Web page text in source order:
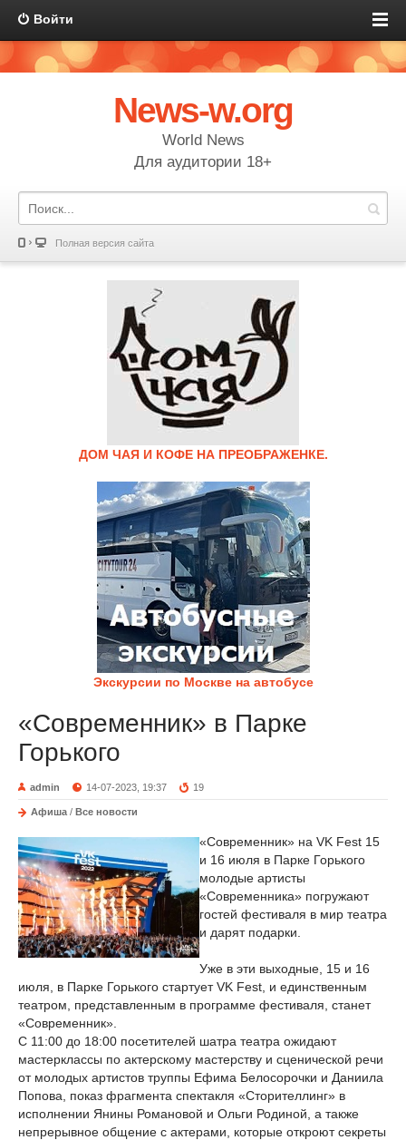
Войти
News-w.org
World News
Для аудитории 18+
Полная версия сайта
ДОМ ЧАЯ И КОФЕ НА ПРЕОБРАЖЕНКЕ.
Экскурсии по Москве на автобусе
«Современник» в Парке
Горького
admin 14-07-2023, 19:37 19
Афиша / Все новости
«Современник» на VK Fest 15
и 16 июля в Парке Горького
молодые артисты
«Современника» погружают
гостей фестиваля в мир театра
и дарят подарки.
Уже в эти выходные, 15 и 16
июля, в Парке Горького стартует VK Fest, и единственным
театром, представленным в программе фестиваля, станет
«Современник».
С 11:00 до 18:00 посетителей шатра театра ожидают
мастерклассы по актерскому мастерству и сценической речи
от молодых артистов труппы Ефима Белосорочки и Даниила
Попова, показ фрагмента спектакля «Сторителлинг» в
исполнении Янины Романовой и Ольги Родиной, а также
непрерывное общение с актерами, которые откроют секреты